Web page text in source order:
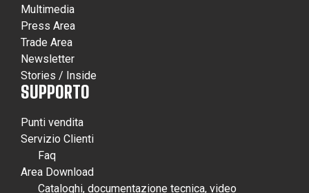
Multimedia
Press Area
Trade Area
Newsletter
Stories / Inside
SUPPORTO
Punti vendita
Servizio Clienti
Faq
Area Download
Cataloghi, documentazione tecnica, video